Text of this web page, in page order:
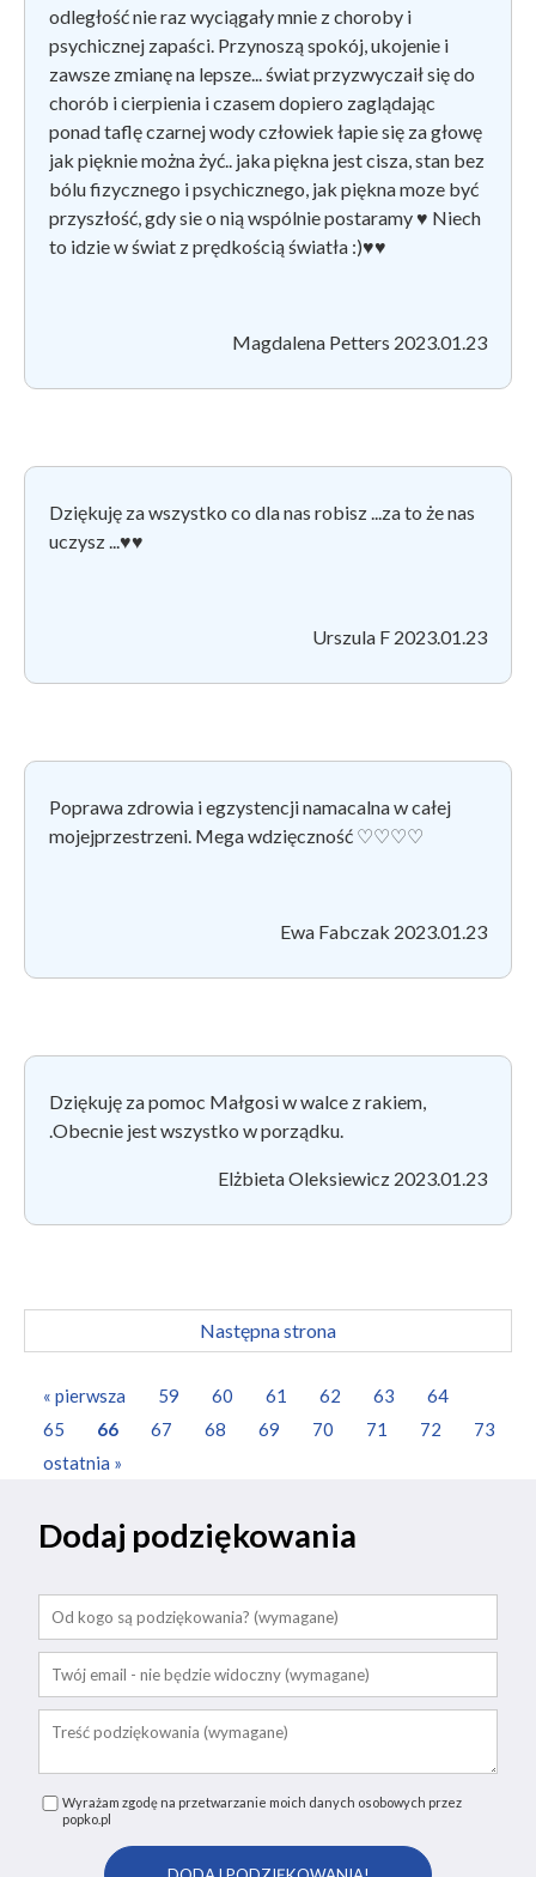
odległość nie raz wyciągały mnie z choroby i
psychicznej zapaści. Przynoszą spokój, ukojenie i
zawsze zmianę na lepsze... świat przyzwyczaił się do
chorób i cierpienia i czasem dopiero zaglądając
ponad taflę czarnej wody człowiek łapie się za głowę
jak pięknie można żyć.. jaka piękna jest cisza, stan bez
bólu fizycznego i psychicznego, jak piękna moze być
przyszłość, gdy sie o nią wspólnie postaramy ♥ ️ Niech
to idzie w świat z prędkością światła :)♥♥
Magdalena Petters 2023.01.23
Dziękuję za wszystko co dla nas robisz ...za to że nas
uczysz ...♥♥
Urszula F 2023.01.23
Poprawa zdrowia i egzystencji namacalna w całej
mojejprzestrzeni. Mega wdzięczność ️️ ♡♡♡♡
Ewa Fabczak 2023.01.23
Dziękuję za pomoc Małgosi w walce z rakiem,
.Obecnie jest wszystko w porządku.
Elżbieta Oleksiewicz 2023.01.23
Następna strona
« pierwsza 59 60 61 62 63
64
65
66 67 68 69 70 71 72
73
ostatnia »
Dodaj podziękowania
Wyrażam zgodę na przetwarzanie moich danych osobowych przez
popko.pl